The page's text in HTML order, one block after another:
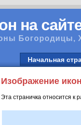
на
Богородицы,
Начальная
Изображение
Эта страничка относится к